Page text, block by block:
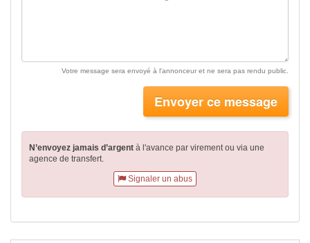
Votre message sera envoyé à l'annonceur et ne sera pas rendu public.
Envoyer ce message
N’envoyez jamais d’argent à l'avance par virementou via une
agence de transfert.
Signaler un abus